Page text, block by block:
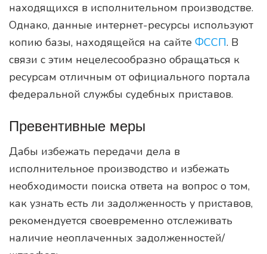
находящихся в исполнительном производстве.
Однако, данные интернет-ресурсы используют
копию базы, находящейся на сайте ФССП. В
связи с этим нецелесообразно обращаться к
ресурсам отличным от официального портала
федеральной службы судебных приставов.
Превентивные меры
Дабы избежать передачи дела в
исполнительное производство и избежать
необходимости поиска ответа на вопрос о том,
как узнать есть ли задолженность у приставов,
рекомендуется своевременно отслеживать
наличие неоплаченных задолженностей/